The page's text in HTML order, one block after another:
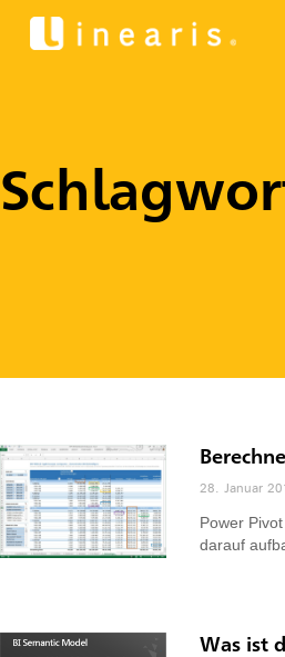
28. Januar
Power
darauf
Was ist